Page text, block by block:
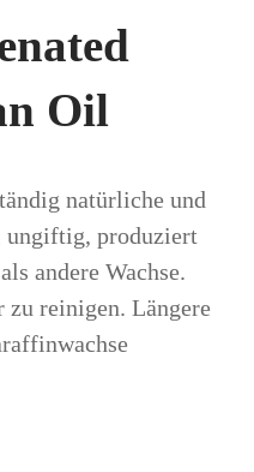
Oil
natürliche und
ungiftig, produziert
andere Wachse.
zu reinigen. Längere